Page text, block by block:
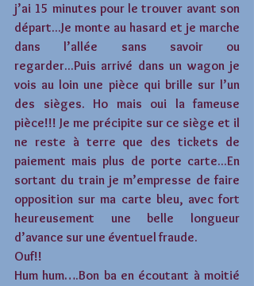
j’ai 15 minutes pour le trouver avant son
départ...Je monte au hasard et je marche
dans l’allée sans savoir ou
regarder...Puis arrivé dans un wagon je
vois au loin une pièce qui brille sur l’un
des sièges. Ho mais oui la fameuse
pièce!!! Je me précipite sur ce siège et il
ne reste à terre que des tickets de
paiement mais plus de porte carte...En
sortant du train je m’empresse de faire
opposition sur ma carte bleu, avec fort
heureusement une belle longueur
d’avance sur une éventuel fraude.
Ouf!!
Hum hum….Bon ba en écoutant à moitié